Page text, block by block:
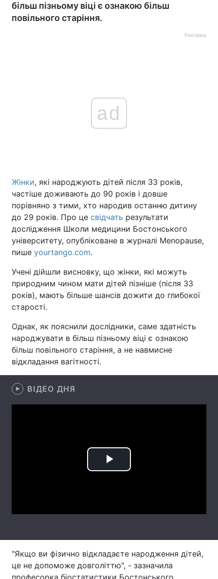
Україна Політика
Економіка Світ
Спорт Наука
Техно і зв'язок
Зброя Інциденти
Здоров'я Туризм
Екологія Регіони
Лонгріди
Відео з Youtube
Тема оформлення
більш пізньому віці є ознакою більш
повільного старіння.
Реклама
ad
Жінки, які народжують дітей після 33 років,
частіше доживають до 90 років і довше
порівняно з тими, хто народив останню дитину
до 29 років. Про це свідчать результати
дослідження Школи медицини Бостонського
університету, опубліковане в журналі Menopause,
пише yourtango.com.
Учені дійшли висновку, що жінки, які можуть
природним чином мати дітей пізніше (після 33
років), мають більше шансів дожити до глибокої
старості.
Однак, як пояснили дослідники, саме здатність
народжувати в більш пізньому віці є ознакою
більш повільного старіння, а не навмисне
відкладання вагітності.
ВІДЕО ДНЯ
Play
"Якщо ви фізично відкладаєте народження дітей,
це не допоможе довголіттю", - зазначила
професорка біостатистики Бостонського